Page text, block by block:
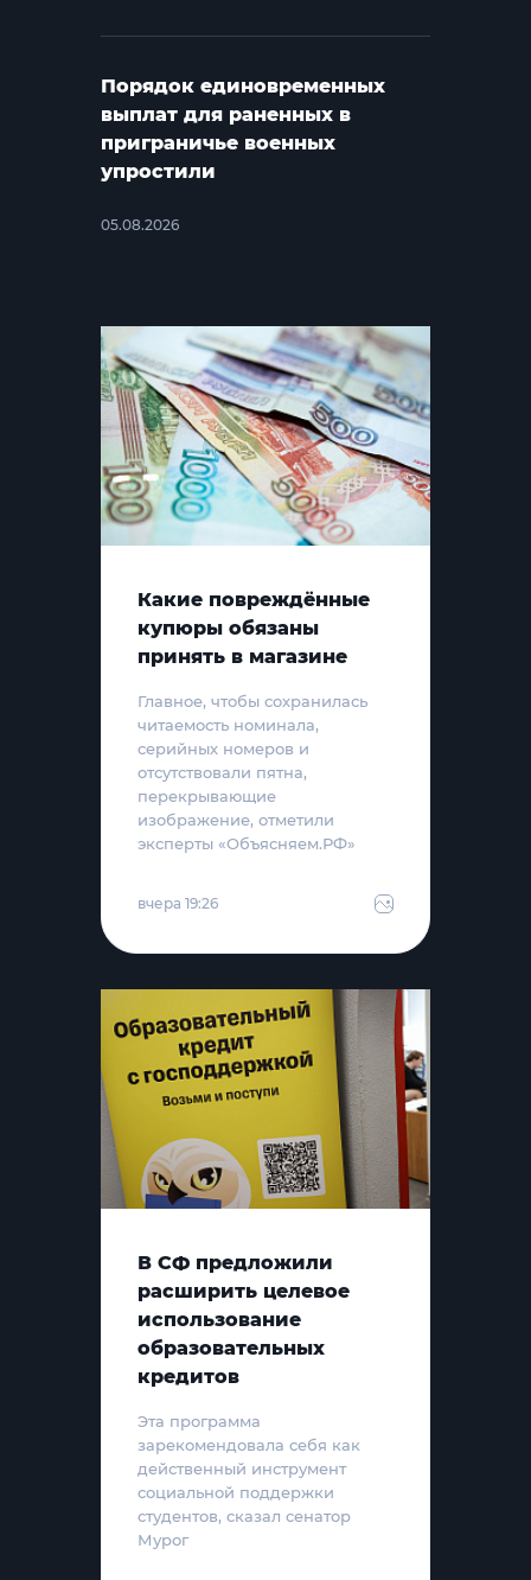
Порядок единовременных
выплат для раненных в
приграничье военных
упростили
05.08.2026
Какие повреждённые
купюры обязаны
принять в магазине
Главное, чтобы сохранилась
читаемость номинала,
серийных номеров и
отсутствовали пятна,
перекрывающие
изображение, отметили
эксперты «Объясняем.РФ»
вчера 19:26
В СФ предложили
расширить целевое
использование
образовательных
кредитов
Эта программа
зарекомендовала себя как
действенный инструмент
социальной поддержки
студентов, сказал сенатор
Мурог